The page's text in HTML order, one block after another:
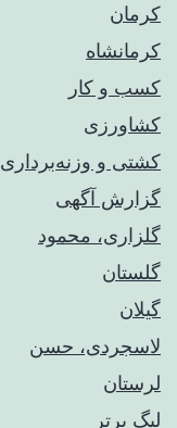
کرمان
کرمانشاه
کسب و کار
کشاورزی
کشتی و وزنه‌برداری
گزارش آگهی
گلزاری، محمود
گلستان
گیلان
لاسجردی، حسن
لرستان
لیگ برتر